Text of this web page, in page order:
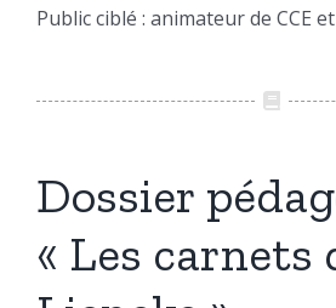
Public ciblé : animateur de CCE et
Dossier
« Les carnets